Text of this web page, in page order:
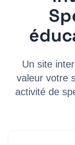
Un site
valeur votre
activité de